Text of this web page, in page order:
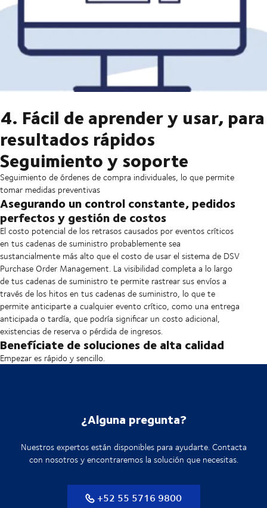
4. Fácil de aprender y usar, para
resultados rápidos
Seguimiento y soporte
Seguimiento de órdenes de compra individuales, lo que permite
tomar medidas preventivas
Asegurando un control constante, pedidos
perfectos y gestión de costos
El costo potencial de los retrasos causados por eventos críticos
en tus cadenas de suministro probablemente sea
sustancialmente más alto que el costo de usar el sistema de DSV
Purchase Order Management. La visibilidad completa a lo largo
de tus cadenas de suministro te permite rastrear sus envíos a
través de los hitos en tus cadenas de suministro, lo que te
permite anticiparte a cualquier evento crítico, como una entrega
anticipada o tardía, que podría significar un costo adicional,
existencias de reserva o pérdida de ingresos.
Benefíciate de soluciones de alta calidad
Empezar es rápido y sencillo.
¿Alguna pregunta?
Nuestros expertos están disponibles para ayudarte. Contacta
con nosotros y encontraremos la solución que necesitas.
+52 55 5716 9800